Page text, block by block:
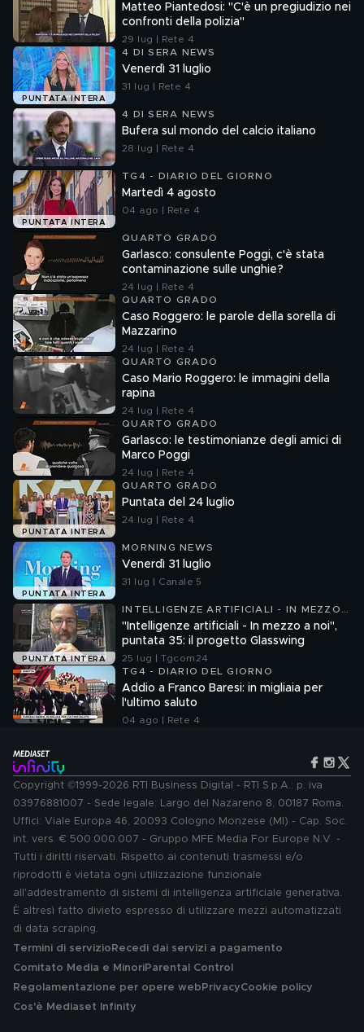
Matteo Piantedosi: "C'è un pregiudizio nei
confronti della polizia"
29 lug | Rete 4
PUNTATA INTERA
4 DI SERA NEWS
Venerdì 31 luglio
31 lug | Rete 4
4 DI SERA NEWS
Bufera sul mondo del calcio italiano
28 lug | Rete 4
PUNTATA INTERA
TG4 - DIARIO DEL GIORNO
Martedì 4 agosto
04 ago | Rete 4
QUARTO GRADO
Garlasco: consulente Poggi, c'è stata
contaminazione sulle unghie?
24 lug | Rete 4
QUARTO GRADO
Caso Roggero: le parole della sorella di
Mazzarino
24 lug | Rete 4
QUARTO GRADO
Caso Mario Roggero: le immagini della
rapina
24 lug | Rete 4
QUARTO GRADO
Garlasco: le testimonianze degli amici di
Marco Poggi
24 lug | Rete 4
PUNTATA INTERA
QUARTO GRADO
Puntata del 24 luglio
24 lug | Rete 4
PUNTATA INTERA
MORNING NEWS
Venerdì 31 luglio
31 lug | Canale 5
PUNTATA INTERA
INTELLIGENZE ARTIFICIALI - IN MEZZO
A NOI
"Intelligenze artificiali - In mezzo a noi",
puntata 35: il progetto Glasswing
25 lug | Tgcom24
TG4 - DIARIO DEL GIORNO
Addio a Franco Baresi: in migliaia per
l'ultimo saluto
04 ago | Rete 4
Copyright ©1999-2026 RTI Business Digital - RTI S.p.A.: p. iva
03976881007 - Sede legale: Largo del Nazareno 8, 00187 Roma.
Uffici: Viale Europa 46, 20093 Cologno Monzese (MI) - Cap. Soc.
int. vers. € 500.000.007 - Gruppo MFE Media For Europe N.V. -
Tutti i diritti riservati. Rispetto ai contenuti trasmessi e/o
riprodotti è vietata ogni utilizzazione funzionale
all'addestramento di sistemi di intelligenza artificiale generativa.
È altresì fatto divieto espresso di utilizzare mezzi automatizzati
di data scraping.
Termini di servizio Recedi dai servizi a pagamento
Comitato Media e MinoriParental Control
Regolamentazione per opere web PrivacyCookie policy
Cos'è Mediaset Infinity